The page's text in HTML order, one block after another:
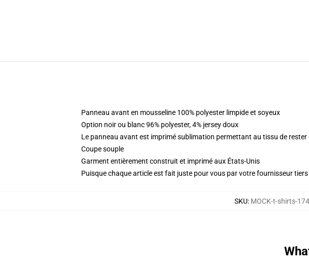
Panneau avant en mousseline 100% polyester limpide et soyeux
Option noir ou blanc 96% polyester, 4% jersey doux
Le panneau avant est imprimé sublimation permettant au tissu de rester
Coupe souple
Garment entièrement construit et imprimé aux États-Unis
Puisque chaque article est fait juste pour vous par votre fournisseur
SKU: MOCK-t-shirts-